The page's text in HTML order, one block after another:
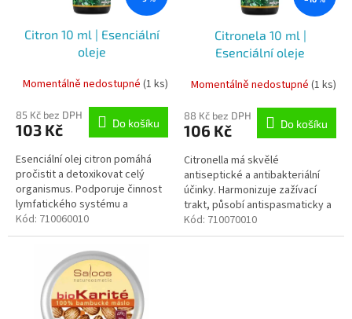
Citron 10 ml | Esenciální
oleje
Momentálně nedostupné (1 ks)
85 Kč bez DPH
103 Kč Do košíku
Esenciální olej citron pomáhá
pročistit a detoxikovat celý
organismus. Podporuje činnost
lymfatického systému a
vyplavování nečistot z těla.
Kód: 710060010
Citronela 10 ml |
Esenciální oleje
Momentálně nedostupné (1 ks)
88 Kč bez DPH
106 Kč Do košíku
Citronella má skvělé
antiseptické a antibakteriální
účinky. Harmonizuje zažívací
trakt, působí antispasmaticky a
snižuje horečku. Působí také
jako přírodní repelent.
Kód: 710070010